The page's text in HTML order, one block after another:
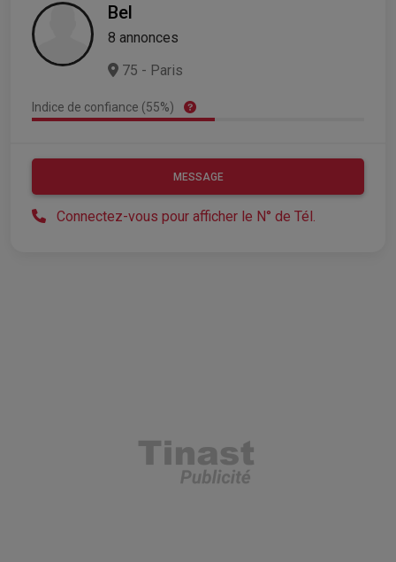
Bel
8 annonces
75 - Paris
Indice de confiance (55%)
MESSAGE
Connectez-vous pour afficher le N° de Tél.